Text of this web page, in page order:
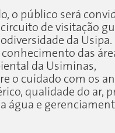
o público será
de visitação
da Usipa.
das
da Usiminas,
o cuidado com os
qualidade do ar,
água e